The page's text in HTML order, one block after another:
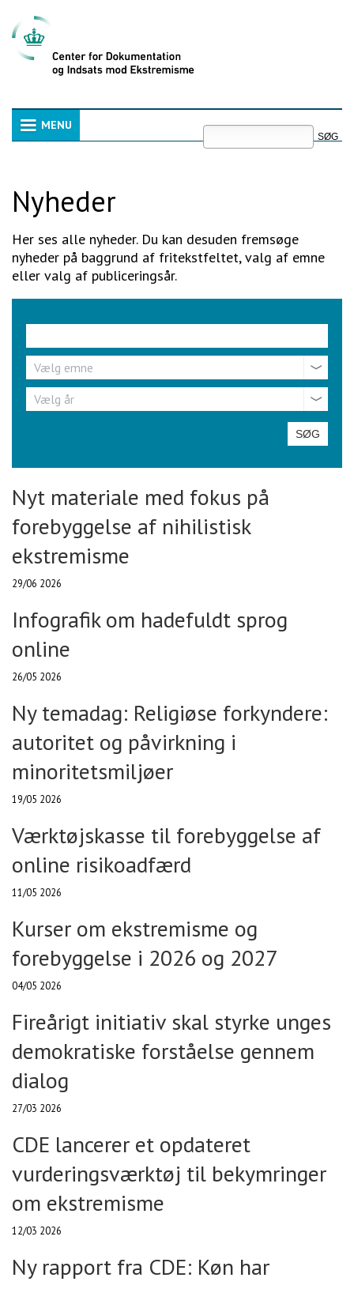
Videre
til
indhold
MENU
Navigation
Nyheder
Her ses alle nyheder. Du kan desuden fremsøge
nyheder på baggrund af fritekstfeltet, valg af emne
eller valg af publiceringsår.
Emne
Vælg emne
ÅrVælg år
Nyt materiale med fokus på
forebyggelse af nihilistisk
ekstremisme
29/06 2026
Infografik om hadefuldt sprog
online
26/05 2026
Ny temadag: Religiøse forkyndere:
autoritet og påvirkning i
minoritetsmiljøer
19/05 2026
Værktøjskasse til forebyggelse af
online risikoadfærd
11/05 2026
Kurser om ekstremisme og
forebyggelse i 2026 og 2027
04/05 2026
Fireårigt initiativ skal styrke unges
demokratiske forståelse gennem
dialog
27/03 2026
CDE lancerer et opdateret
vurderingsværktøj til bekymringer
om ekstremisme
12/03 2026
Ny rapport fra CDE: Køn har